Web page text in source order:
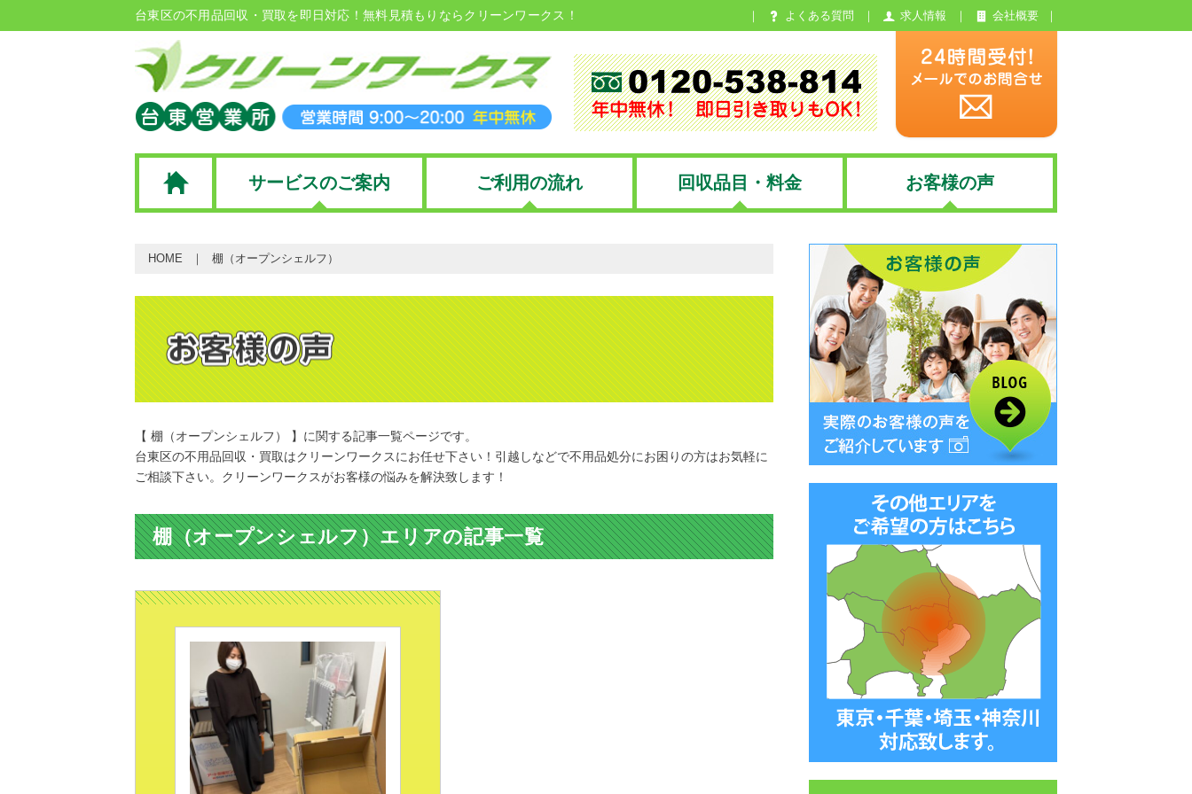
台東区の不用品回収・買取を即日対応！無料見積もりならクリーンワークス！ よくある質問 求人情報 会社概要
サービスのご案内 ご利用の流れ 回収品目・料金 お客様の声
HOME 棚（オープンシェルフ）
【 棚（オープンシェルフ） 】に関する記事一覧ページです。
台東区の不用品回収・買取はクリーンワークスにお任せ下さい！引越しなどで不用品処分にお困りの方はお気軽に
ご相談下さい。クリーンワークスがお客様の悩みを解決致します！
棚（オープンシェルフ）エリアの記事一覧